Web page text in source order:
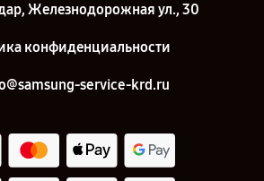
Железнодорожная ул., 30
конфиденциальности
service-krd.ru